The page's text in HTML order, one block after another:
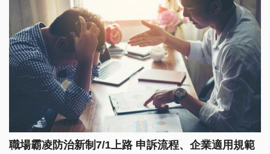
職場霸凌防治新制7/1上路 申訴流程、企業適用規範